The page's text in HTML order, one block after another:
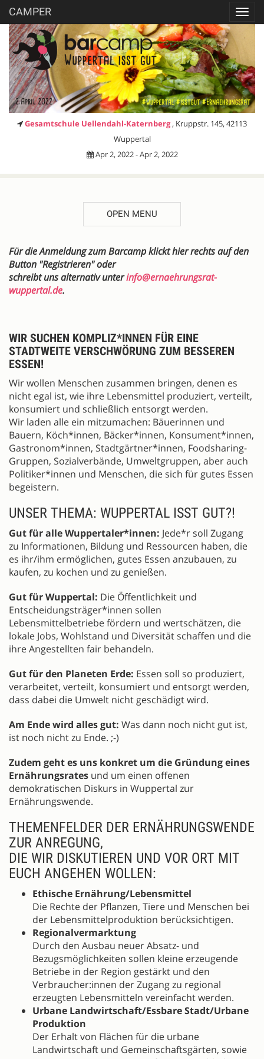
CAMPER
Gesamtschule Uellendahl-Katernberg , Kruppstr. 145, 42113
Wuppertal
Apr 2, 2022 - Apr 2, 2022
OPEN MENU
DESCRIPTION
Für die Anmeldung zum Barcamp klickt hier rechts auf den
Button "Registrieren" oder
schreibt uns alternativ unterinfo@ernaehrungsrat-
wuppertal.de.
WIR SUCHEN KOMPLIZ*INNEN FÜR EINE
STADTWEITE VERSCHWÖRUNG ZUM BESSEREN
ESSEN!
Wir wollen Menschen zusammen bringen, denen es
nicht egal ist, wie ihre Lebensmittel produziert, verteilt,
konsumiert und schließlich entsorgt werden.
Wir laden alle ein mitzumachen: Bäuerinnen und
Bauern, Köch*innen, Bäcker*innen, Konsument*innen,
Gastronom*innen, Stadtgärtner*innen, Foodsharing-
Gruppen, Sozialverbände, Umweltgruppen, aber auch
Politiker*innen und Menschen, die sich für gutes Essen
begeistern.
UNSER THEMA: WUPPERTAL ISST GUT?!
Gut für alle Wuppertaler*innen: Jede*r soll Zugang
zu Informationen, Bildung und Ressourcen haben, die
es ihr/ihm ermöglichen, gutes Essen anzubauen, zu
kaufen, zu kochen und zu genießen.
Gut für Wuppertal: Die Öffentlichkeit und
Entscheidungsträger*innen sollen
Lebensmittelbetriebe fördern und wertschätzen, die
lokale Jobs, Wohlstand und Diversität schaffen und die
ihre Angestellten fair behandeln.
Gut für den Planeten Erde: Essen soll so produziert,
verarbeitet, verteilt, konsumiert und entsorgt werden,
dass dabei die Umwelt nicht geschädigt wird.
Am Ende wird alles gut: Was dann noch nicht gut ist,
ist noch nicht zu Ende. ;-)
Zudem geht es uns konkret um die Gründung eines
Ernährungsrates und um einen offenen
demokratischen Diskurs in Wuppertal zur
Ernährungswende.
THEMENFELDER DER ERNÄHRUNGSWENDE
ZUR ANREGUNG,
DIE WIR DISKUTIEREN UND VOR ORT MIT
EUCH ANGEHEN WOLLEN:
Ethische Ernährung/Lebensmittel
Die Rechte der Pflanzen, Tiere und Menschen bei
der Lebensmittelproduktion berücksichtigen.
Regionalvermarktung
Durch den Ausbau neuer Absatz- und
Bezugsmöglichkeiten sollen kleine erzeugende
Betriebe in der Region gestärkt und den
Verbraucher:innen der Zugang zu regional
erzeugten Lebensmitteln vereinfacht werden.
Urbane Landwirtschaft/Essbare Stadt/Urbane
Produktion
Der Erhalt von Flächen für die urbane
Landwirtschaft und Gemeinschaftsgärten, sowie